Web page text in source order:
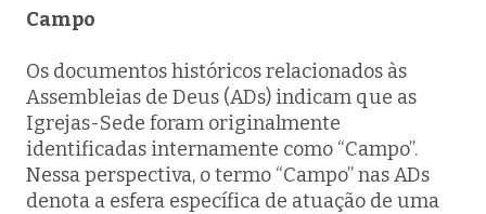
Campo
Os documentos históricos relacionados às
Assembleias de Deus (ADs) indicam que as
Igrejas-Sede foram originalmente
identificadas internamente como “Campo”.
Nessa perspectiva, o termo “Campo” nas ADs
denota a esfera específica de atuação de uma